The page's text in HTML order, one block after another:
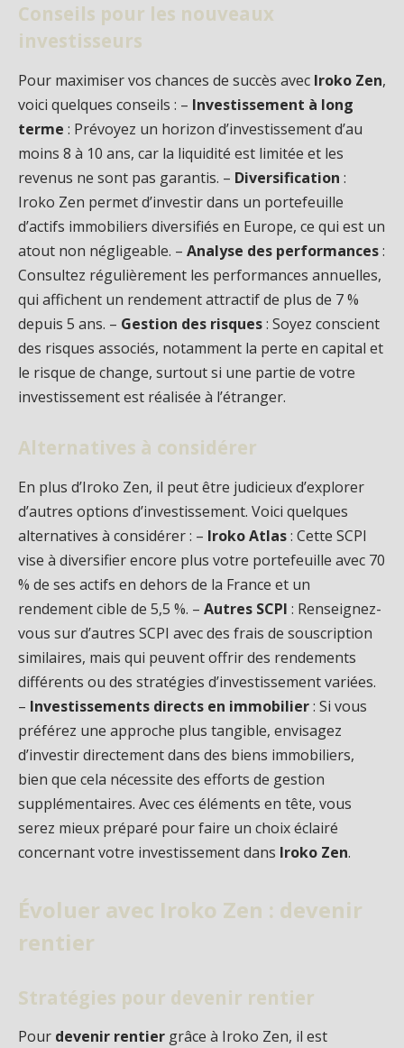
Conseils pour les nouveaux
investisseurs
Pour maximiser vos chances de succès avec Iroko Zen,
voici quelques conseils : – Investissement à long
terme : Prévoyez un horizon d’investissement d’au
moins 8 à 10 ans, car la liquidité est limitée et les
revenus ne sont pas garantis. – Diversification :
Iroko Zen permet d’investir dans un portefeuille
d’actifs immobiliers diversifiés en Europe, ce qui est un
atout non négligeable. – Analyse des performances:
Consultez régulièrement les performances annuelles,
qui affichent un rendement attractif de plus de 7 %
depuis 5 ans. – Gestion des risques: Soyez conscient
des risques associés, notamment la perte en capital et
le risque de change, surtout si une partie de votre
investissement est réalisée à l’étranger.
Alternatives à considérer
En plus d’Iroko Zen, il peut être judicieux d’explorer
d’autres options d’investissement. Voici quelques
alternatives à considérer : – Iroko Atlas: Cette SCPI
vise à diversifier encore plus votre portefeuille avec 70
% de ses actifs en dehors de la France et un
rendement cible de 5,5 %. – Autres SCPI : Renseignez-
vous sur d’autres SCPI avec des frais de souscription
similaires, mais qui peuvent offrir des rendements
différents ou des stratégies d’investissement variées.
– Investissements directs en immobilier: Si vous
préférez une approche plus tangible, envisagez
d’investir directement dans des biens immobiliers,
bien que cela nécessite des efforts de gestion
supplémentaires. Avec ces éléments en tête, vous
serez mieux préparé pour faire un choix éclairé
concernant votre investissement dans Iroko Zen.
Évoluer avec Iroko Zen : devenir
rentier
Stratégies pour devenir rentier
Pour devenir rentier grâce à Iroko Zen, il est